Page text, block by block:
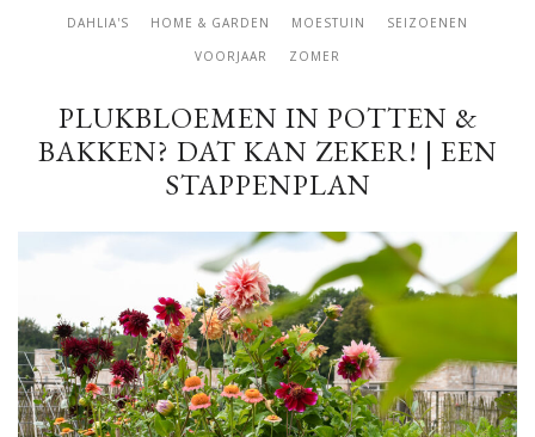
DAHLIA'S HOME & GARDEN MOESTUIN
SEIZOENEN
VOORJAAR
ZOMER
PLUKBLOEMEN IN POTTEN &
BAKKEN? DAT KAN ZEKER! | EEN
STAPPENPLAN